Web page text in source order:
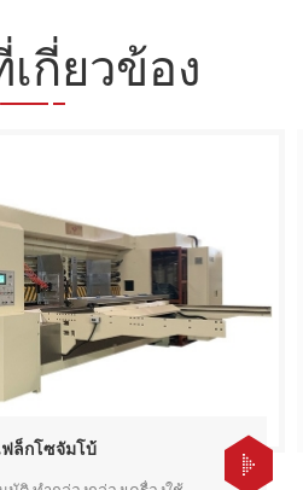
กี่ยวข้อง
ฟล็กโซจัมโบ้